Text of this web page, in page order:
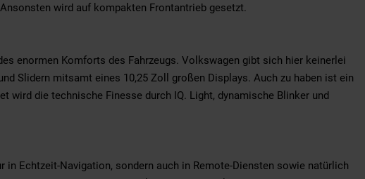
wird auf kompakten Frontantrieb gesetzt.
enormen Komforts des Fahrzeugs. Volkswagen gibt sich hier keinerlei
Slidern mitsamt eines 10,25 Zoll großen Displays. Auch zu haben ist ein
wird die technische Finesse durch IQ. Light, dynamische Blinker und
Echtzeit-Navigation, sondern auch in Remote-Diensten sowie natürlich